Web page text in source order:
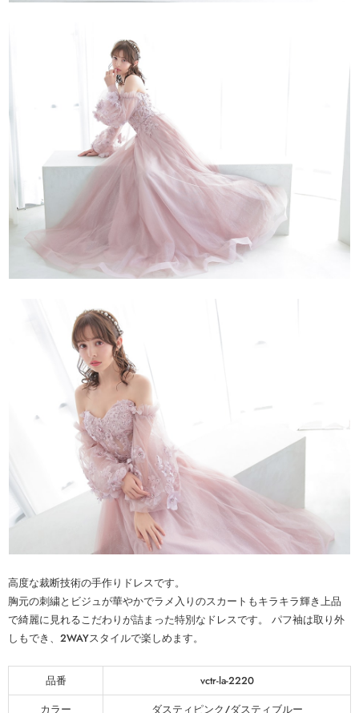
高度な裁断技術の手作りドレスです。
胸元の刺繍とビジュが華やかでラメ入りのスカートもキラキラ輝き上品
で綺麗に見れるこだわりが詰まった特別なドレスです。 パフ袖は取り外
しもでき、2WAYスタイルで楽しめます。
品番
vctr-la-2220
カラー
ダスティピンク/ダスティブルー